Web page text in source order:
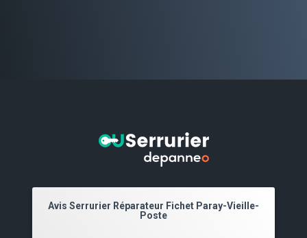
Avis Serrurier Réparateur Fichet Paray-Vieille-
Poste